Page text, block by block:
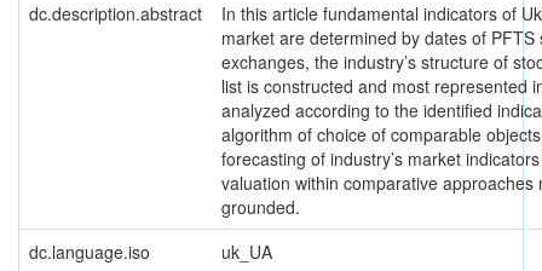
dc.description.abstract
In this article fundamental indicators of
market are determined by dates of PFTS
exchanges, the industry’s structure of
list is constructed and most represented
analyzed according to the identified
algorithm of choice of comparable
forecasting of industry’s market
valuation within comparative approaches
grounded.
dc.language.iso
uk_UA